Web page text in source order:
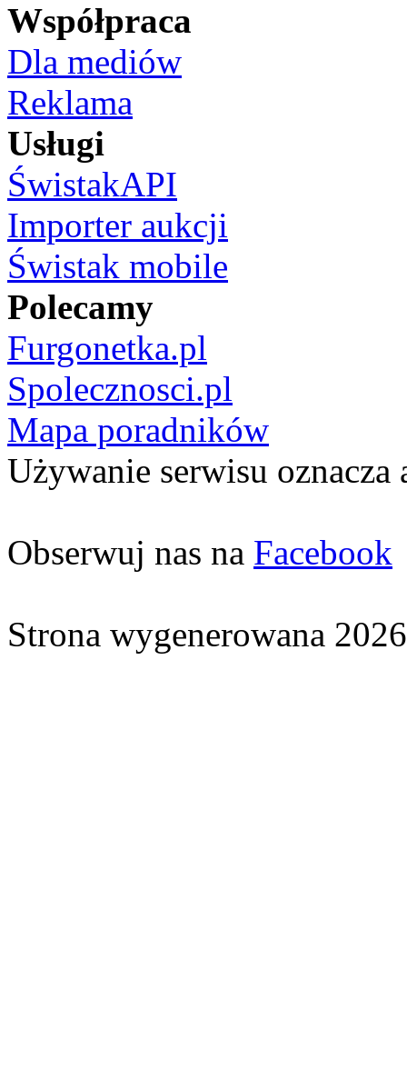
Współpraca
Dla mediów
Reklama
Usługi
ŚwistakAPI
Importer aukcji
Świstak mobile
Polecamy
Furgonetka.pl
Spolecznosci.pl
Mapa poradników
Używanie serwisu oznacza
Obserwuj nas na Facebook
Strona wygenerowana